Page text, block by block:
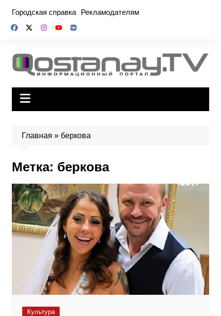
содержимому
Городская справка Рекламодателям
Главная » беркова
Метка: беркова
Культура